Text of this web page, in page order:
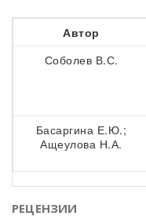
Автор
Соболев В.С.
Басаргина Е.Ю.;
Ащеулова Н.А.
РЕЦЕНЗИИ